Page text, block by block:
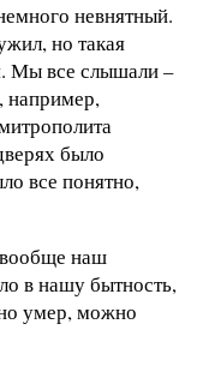
невнятный.
но такая
Мы все слышали –
например,
было
все понятно,
наш
в нашу бытность,
умер, можно